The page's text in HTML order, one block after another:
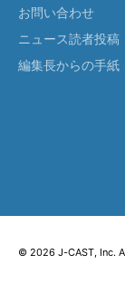
お問い合わせ
ニュース読者投稿
編集長からの手紙
© 2026 J-CAST, Inc.